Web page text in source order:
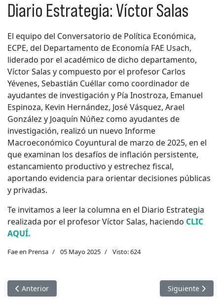
Diario Estrategia: Víctor Salas
El equipo del Conversatorio de Política Económica,
ECPE, del Departamento de Economía FAE Usach,
liderado por el académico de dicho departamento,
Víctor Salas y compuesto por el profesor Carlos
Yévenes, Sebastián Cuéllar como coordinador de
ayudantes de investigación y Pía Inostroza, Emanuel
Espinoza, Kevin Hernández, José Vásquez, Arael
González y Joaquín Núñez como ayudantes de
investigación, realizó un nuevo Informe
Macroeconómico Coyuntural de marzo de 2025, en el
que examinan los desafíos de inflación persistente,
estancamiento productivo y estrechez fiscal,
aportando evidencia para orientar decisiones públicas
y privadas.
Te invitamos a leer la columna en el Diario Estrategia
realizada por el profesor Víctor Salas, haciendo CLIC
AQUÍ.
Fae en Prensa 05 Mayo 2025 Visto: 624
Artículo anterior: Radio Bio Bío Online: Rodrigo Caputo
Anterior Artículo
Siguiente